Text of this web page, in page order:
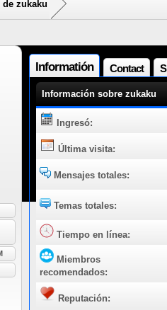
de zukaku
Informatión Contact
Información sobre zukaku
Ingresó:
Última visita:
Mensajes totales:
Temas totales:
Tiempo en línea:
Miembros
recomendados:
Reputación: